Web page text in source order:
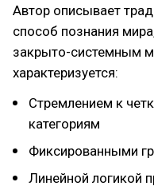
Автор описывает
способ познания
закрыто-системным
характеризуется:
Стремлением к
категориям
Фиксированными
Линейной логикой